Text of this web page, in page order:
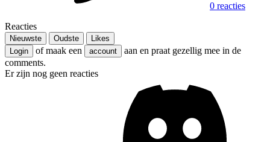
0 reacties
Reacties
Nieuwste Oudste
Likes
Login
of maak een account
aan en praat gezellig mee in de
comments.
Er zijn nog geen reacties